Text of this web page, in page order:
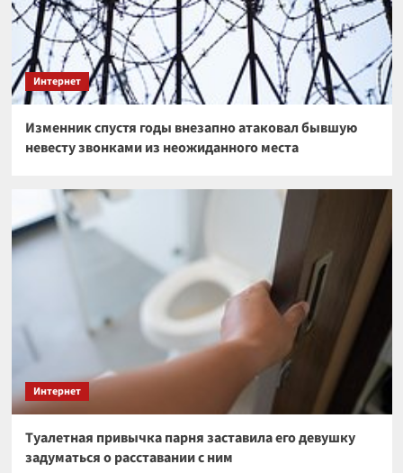
Интернет
Изменник спустя годы внезапно атаковал бывшую
невесту звонками из неожиданного места
Интернет
Туалетная привычка парня заставила его девушку
задуматься о расставании с ним